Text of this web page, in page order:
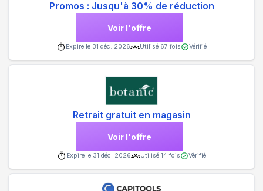
Promos : Jusqu'à 30% de réduction
Voir l'offre
Expire le 31 déc. 2026 Utilisé 67 fois Vérifié
Retrait gratuit en magasin
Voir l'offre
Expire le 31 déc. 2026 Utilisé 14 fois Vérifié